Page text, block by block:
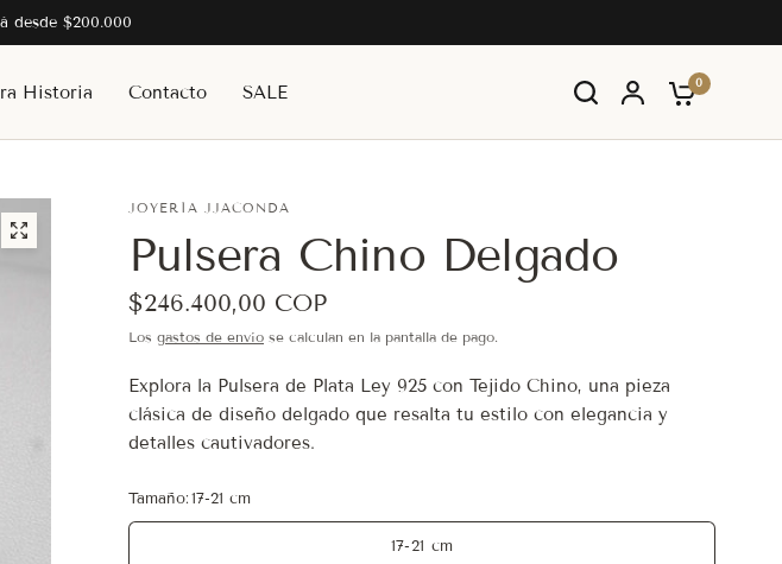
desde $200.000
Historia Contacto SALE 0
JOYERÍA JJACONDA
Pulsera Chino Delgado
$246.400,00 COP
Los gastos de envío se calculan en la pantalla de pago.
Explora la Pulsera de Plata Ley 925 con Tejido Chino, una pieza
clásica de diseño delgado que resalta tu estilo con elegancia y
detalles cautivadores.
Tamaño:17-21 cm
17-21 cm